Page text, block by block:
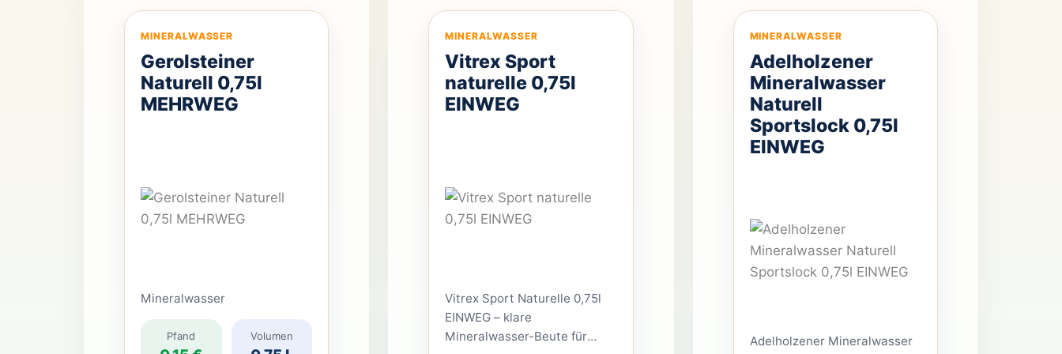
Liter-Glas-Mehrwegflasche.
besondere […]
MINERALWASSER
Gerolsteiner
Naturell 0,75l
MEHRWEG
Mineralwasser
Pfand Volumen
MINERALWASSER
Vitrex Sport
naturelle 0,75l
EINWEG
Vitrex Sport Naturelle 0,75l
EINWEG – klare
Mineralwasser-Beute für
MINERALWASSER
Adelholzener
Mineralwasser
Naturell
Sportslock 0,75l
EINWEG
Adelholzener Mineralwasser